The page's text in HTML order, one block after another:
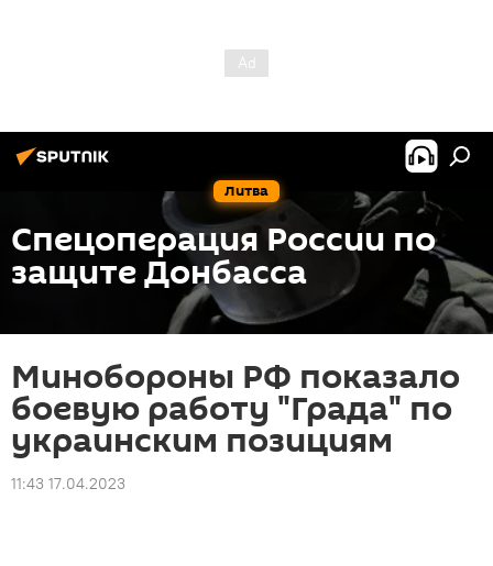
Литва
Спецоперация России по
защите Донбасса
Минобороны РФ показало
боевую работу "Града" по
украинским позициям
11:43 17.04.2023